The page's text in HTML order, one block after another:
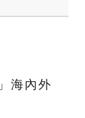
海內外